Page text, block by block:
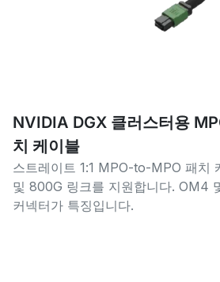
NVIDIA DGX 클러스터용
치 케이블
스트레이트 1:1 MPO-to-MPO 패치
및 800G 링크를 지원합니다. OM4
커넥터가 특징입니다.